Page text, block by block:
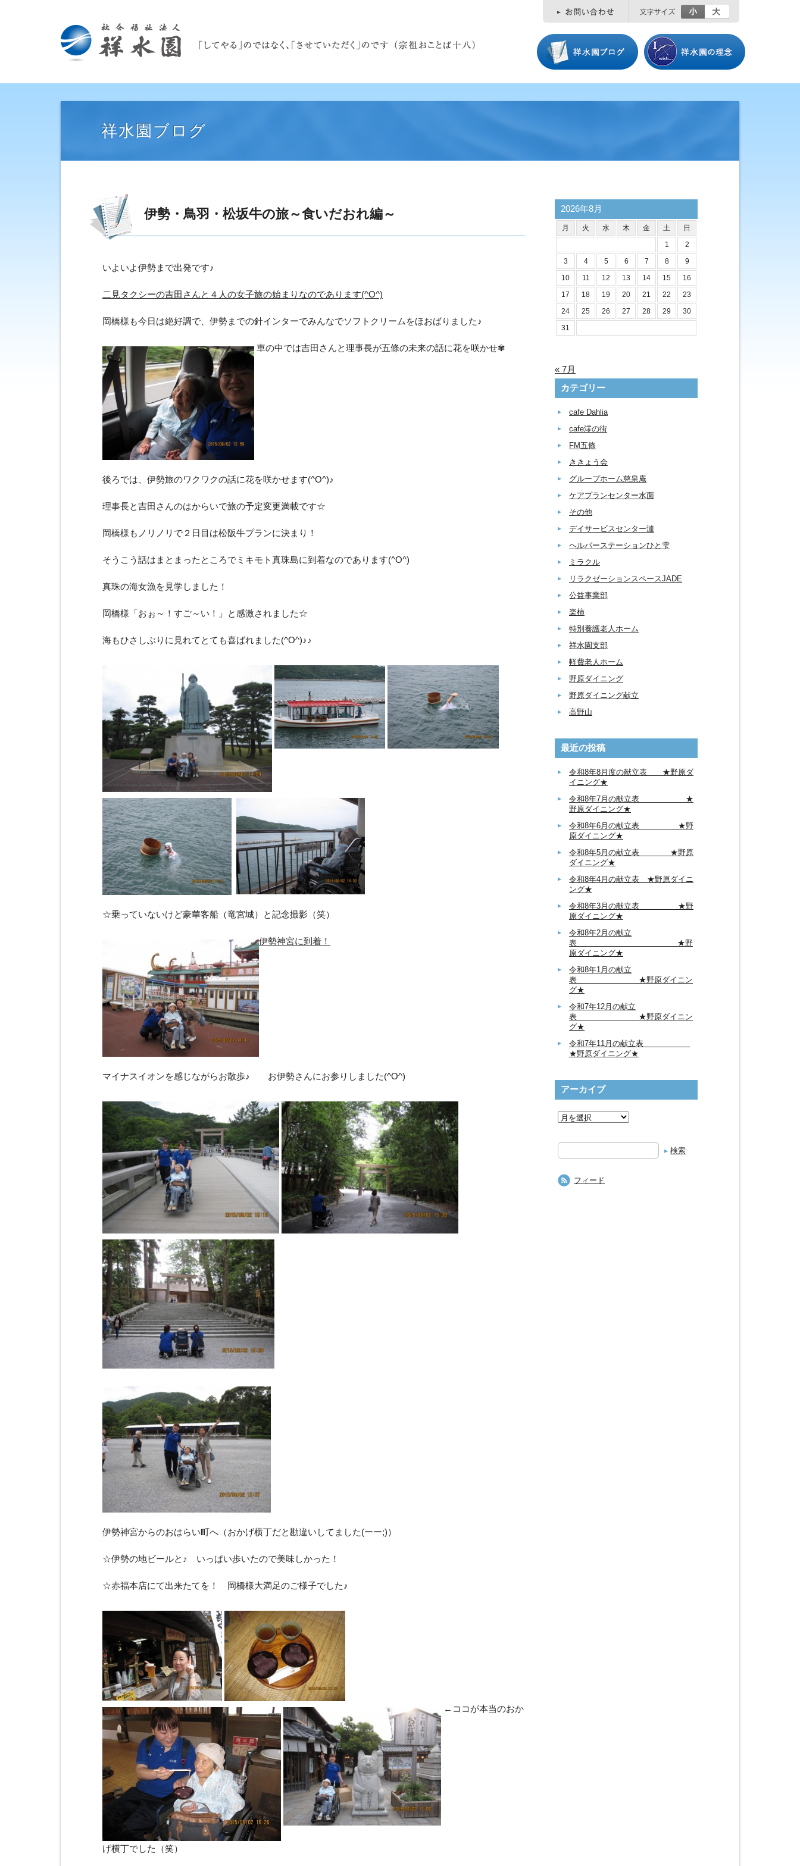
小
祥水園ブログ
伊勢・鳥羽・松坂牛の旅～食いだおれ編～
いよいよ伊勢まで出発です♪
二見タクシーの吉田さんと４人の女子旅の始まりなのであります(^O^)
岡橋様も今日は絶好調で、伊勢までの針インターでみんなでソフトクリームをほおばりました♪
車の中では吉田さんと理事長が五條の未来の話に花を咲かせ✾
後ろでは、伊勢旅のワクワクの話に花を咲かせます(^O^)♪
理事長と吉田さんのはからいで旅の予定変更満載です☆
岡橋様もノリノリで２日目は松阪牛プランに決まり！
そうこう話はまとまったところでミキモト真珠島に到着なのであります(^O^)
真珠の海女漁を見学しました！
岡橋様「おぉ～！すご～い！」と感激されました☆
海もひさしぶりに見れてとても喜ばれました(^O^)♪♪
☆乗っていないけど豪華客船（竜宮城）と記念撮影（笑）
伊勢神宮に到着！
マイナスイオンを感じながらお散歩♪ お伊勢さんにお参りしました(^O^)
伊勢神宮からのおはらい町へ（おかげ横丁だと勘違いしてました(ーー;)）
☆伊勢の地ビールと♪ いっぱい歩いたので美味しかった！
☆赤福本店にて出来たてを！ 岡橋様大満足のご様子でした♪
←ココが本当のおか
げ横丁でした（笑）
2026年8月
月 火 水 木 金 土
日
1
2
3
4 5 6 7 8
9
10
11 12 13 14 15
16
17
18 19 20 21 22
23
24
25 26 27 28 29
30
31
« 7月
カテゴリー
cafe Dahlia
cafe澪の街
FM五條
ききょう会
グループホーム慈泉庵
ケアプランセンター水面
その他
デイサービスセンター漣
ヘルパーステーションひと雫
ミラクル
リラクゼーションスペースJADE
公益事業部
楽柿
特別養護老人ホーム
祥水園支部
軽費老人ホーム
野原ダイニング
野原ダイニング献立
高野山
最近の投稿
令和8年8月度の献立表 ★野原ダ
イニング★
令和8年7月の献立表 ★
野原ダイニング★
令和8年6月の献立表 ★野
原ダイニング★
令和8年5月の献立表 ★野原
ダイニング★
令和8年4月の献立表 ★野原ダイニ
ング★
令和8年3月の献立表 ★野
原ダイニング★
令和8年2月の献立
表 ★野
原ダイニング★
令和8年1月の献立
表 ★野原ダイニン
グ★
令和7年12月の献立
表 ★野原ダイニン
グ★
令和7年11月の献立表
★野原ダイニング★
アーカイブ
索
フィード